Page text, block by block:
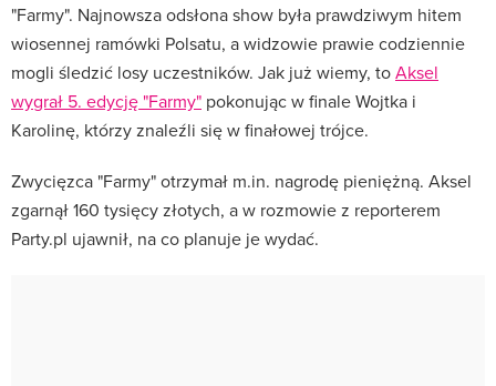
"Farmy". Najnowsza odsłona show była prawdziwym hitem
wiosennej ramówki Polsatu, a widzowie prawie codziennie
mogli śledzić losy uczestników. Jak już wiemy, toAksel
wygrał 5. edycję "Farmy" pokonując w finale Wojtka i
Karolinę, którzy znaleźli się w finałowej trójce.
Zwycięzca "Farmy" otrzymał m.in. nagrodę pieniężną. Aksel
zgarnął 160 tysięcy złotych, a w rozmowie z reporterem
Party.pl ujawnił, na co planuje je wydać.